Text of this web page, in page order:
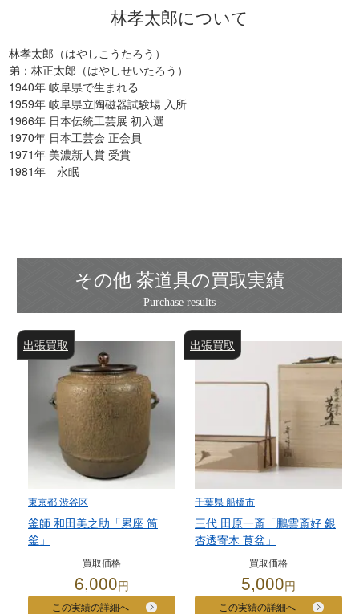
林孝太郎について
林孝太郎（はやしこうたろう）
弟：林正太郎（はやしせいたろう）
1940年 岐阜県で生まれる
1959年 岐阜県立陶磁器試験場 入所
1966年 日本伝統工芸展 初入選
1970年 日本工芸会 正会員
1971年 美濃新人賞 受賞
1981年 永眠
その他 茶道具の買取実績
東京都 渋谷区
釜師 和田美之助「累座 筒
釜」
買取価格
6,000円
この実績の詳細へ
出張買取
千葉県 船橋市
三代 田原一斎「鵬雲斎好 銀
杏透寄木 莨盆」
買取価格
5,000円
この実績の詳細へ
出張買取